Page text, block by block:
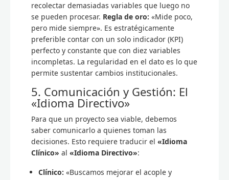
recolectar demasiadas variables que luego no
se pueden procesar. Regla de oro: «Mide poco,
pero mide siempre». Es estratégicamente
preferible contar con un solo indicador (KPI)
perfecto y constante que con diez variables
incompletas. La regularidad en el dato es lo que
permite sustentar cambios institucionales.
5. Comunicación y Gestión: El
«Idioma Directivo»
Para que un proyecto sea viable, debemos
saber comunicarlo a quienes toman las
decisiones. Esto requiere traducir el «Idioma
Clínico» al «Idioma Directivo»:
Clínico: «Buscamos mejorar el acople y